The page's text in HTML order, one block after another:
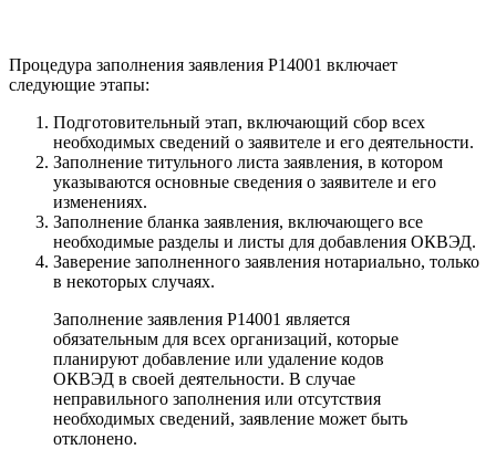
Процедура заполнения заявления Р14001 включает
следующие этапы:
Подготовительный этап, включающий сбор всех
необходимых сведений о заявителе и его деятельности.
Заполнение титульного листа заявления, в котором
указываются основные сведения о заявителе и его
изменениях.
Заполнение бланка заявления, включающего все
необходимые разделы и листы для добавления ОКВЭД.
Заверение заполненного заявления нотариально, только
в некоторых случаях.
Заполнение заявления Р14001 является
обязательным для всех организаций, которые
планируют добавление или удаление кодов
ОКВЭД в своей деятельности. В случае
неправильного заполнения или отсутствия
необходимых сведений, заявление может быть
отклонено.